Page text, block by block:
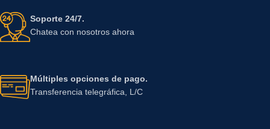
Soporte 24/7.
Chatea con nosotros ahora
Múltiples opciones de pago.
Transferencia telegráfica, L/C